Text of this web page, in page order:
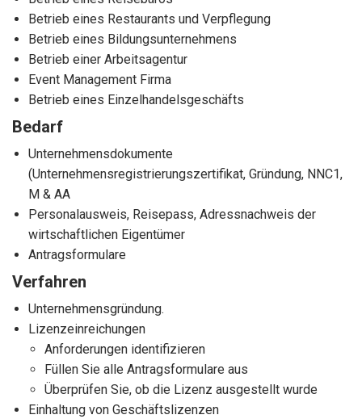
Betrieb eines Restaurants und Verpflegung
Betrieb eines Bildungsunternehmens
Betrieb einer Arbeitsagentur
Event Management Firma
Betrieb eines Einzelhandelsgeschäfts
Bedarf
Unternehmensdokumente
(Unternehmensregistrierungszertifikat, Gründung, NNC1,
M & AA
Personalausweis, Reisepass, Adressnachweis der
wirtschaftlichen Eigentümer
Antragsformulare
Verfahren
Unternehmensgründung.
Lizenzeinreichungen
Anforderungen identifizieren
Füllen Sie alle Antragsformulare aus
Überprüfen Sie, ob die Lizenz ausgestellt wurde
Einhaltung von Geschäftslizenzen